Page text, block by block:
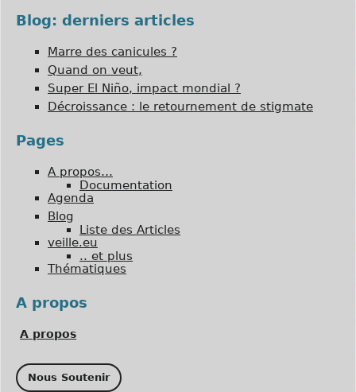
Blog: derniers articles
Marre des canicules ?
Quand on veut,
Super El Niño, impact mondial ?
Décroissance : le retournement de stigmate
Pages
A propos…
Documentation
Agenda
Blog
Liste des Articles
veille.eu
.. et plus
Thématiques
A propos
A propos
Nous Soutenir